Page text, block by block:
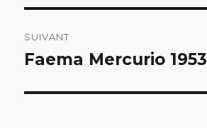
SUIVANT
Article
Faema Mercurio 1953